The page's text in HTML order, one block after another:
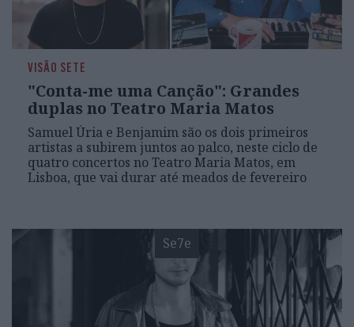
VISÃO SETE
"Conta-me uma Canção": Grandes
duplas no Teatro Maria Matos
Samuel Úria e Benjamim são os dois primeiros
artistas a subirem juntos ao palco, neste ciclo de
quatro concertos no Teatro Maria Matos, em
Lisboa, que vai durar até meados de fevereiro
Se7e